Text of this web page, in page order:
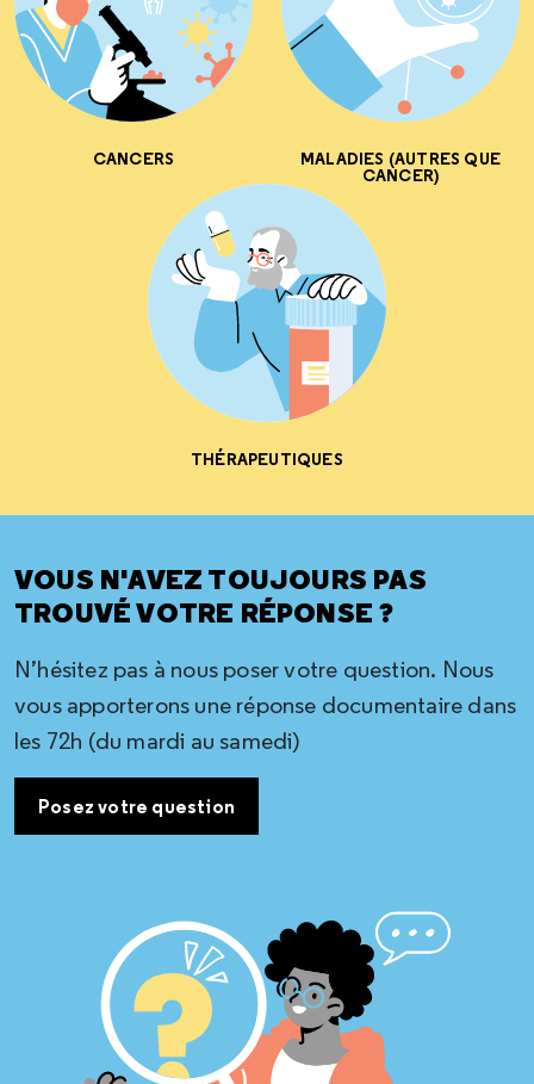
CANCERS MALADIES (AUTRES QUE
CANCER)
THÉRAPEUTIQUES
VOUS N'AVEZ TOUJOURS PAS
TROUVÉ VOTRE RÉPONSE ?
N’hésitez pas à nous poser votre question. Nous
vous apporterons une réponse documentaire dans
les 72h (du mardi au samedi)
Posez votre question